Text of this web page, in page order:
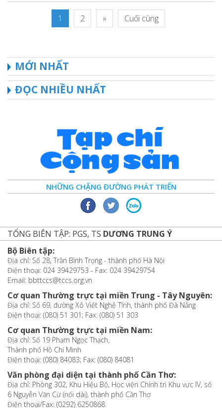
1 2 » Cuối cùng
MỚI NHẤT
ĐỌC NHIỀU NHẤT
NHỮNG CHẶNG ĐƯỜNG PHÁT TRIỂN
TỔNG BIÊN TẬP: PGS, TS DƯƠNG TRUNG Ý
Bộ Biên tập:
Địa chỉ: Số 28, Trần Bình Trọng - thành phố Hà Nội
Điện thoại: 024 39429753 - Fax: 024 39429754
Email: bbttccs@tccs.org.vn
Cơ quan Thường trực tại miền Trung - Tây Nguyên:
Địa chỉ: Số 69, đường Xô Viết Nghệ Tĩnh, thành phố Đà Nẵng
Điện thoại: (080) 51 301; Fax: (080) 51 303
Cơ quan Thường trực tại miền Nam:
Địa chỉ: Số 19 Phạm Ngọc Thạch,
Thành phố Hồ Chí Minh
Điện thoại: (080) 84083; Fax: (080) 84081
Văn phòng đại diện tại thành phố Cần Thơ:
Địa chỉ: Phòng 302, Khu Hiệu Bộ, Học viện Chính trị Khu vực IV, số
6 Nguyễn Văn Cừ (nối dài), thành phố Cần Thơ
Điện thoại/Fax: (0292) 6250868